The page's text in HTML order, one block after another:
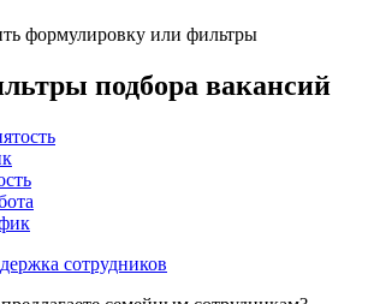
формулировку или фильтры
подбора вакансий
сотрудников